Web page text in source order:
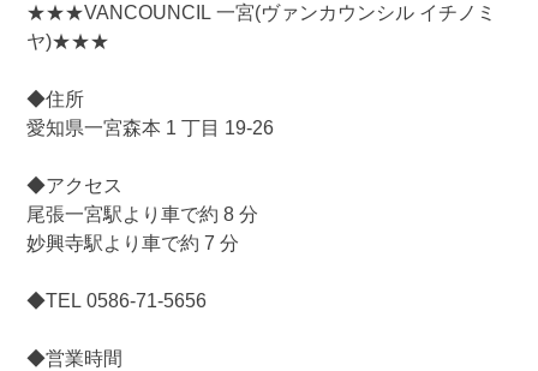
★★★VANCOUNCIL 一宮(ヴァンカウンシル イチノミ
ヤ)★★★
◆住所
愛知県一宮森本 1 丁目 19-26
◆アクセス
尾張一宮駅より車で約 8 分
妙興寺駅より車で約 7 分
◆TEL 0586-71-5656
◆営業時間